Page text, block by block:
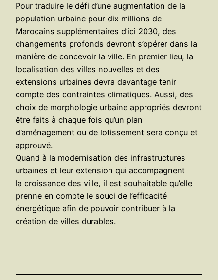
Pour traduire le défi d’une augmentation de la
population urbaine pour dix millions de
Marocains supplémentaires d’ici 2030, des
changements profonds devront s’opérer dans la
manière de concevoir la ville. En premier lieu, la
localisation des villes nouvelles et des
extensions urbaines devra davantage tenir
compte des contraintes climatiques. Aussi, des
choix de morphologie urbaine appropriés devront
être faits à chaque fois qu’un plan
d’aménagement ou de lotissement sera conçu et
approuvé.
Quand à la modernisation des infrastructures
urbaines et leur extension qui accompagnent
la croissance des ville, il est souhaitable qu’elle
prenne en compte le souci de l’efficacité
énergétique afin de pouvoir contribuer à la
création de villes durables.